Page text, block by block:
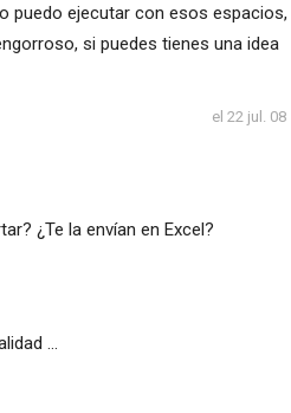
lo puedo ejecutar con esos espacios,
si puedes tienes una idea
el 22 jul. 08
¿Te la envían en Excel?
...